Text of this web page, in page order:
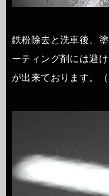
鉄粉除去と洗車後、
ーティング剤には避
が出来ております。